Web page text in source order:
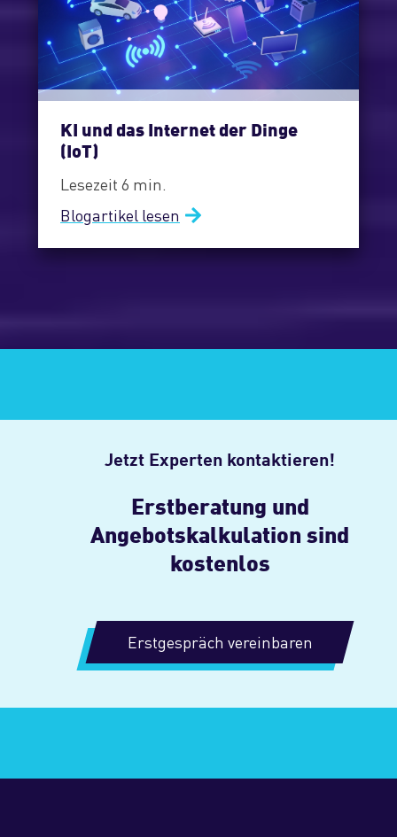
KI und das Internet der Dinge
(IoT)
Lesezeit 6 min.
Blogartikel lesen
Jetzt Experten kontaktieren!
Erstberatung und
Angebotskalkulation sind
kostenlos
Erstgespräch vereinbaren